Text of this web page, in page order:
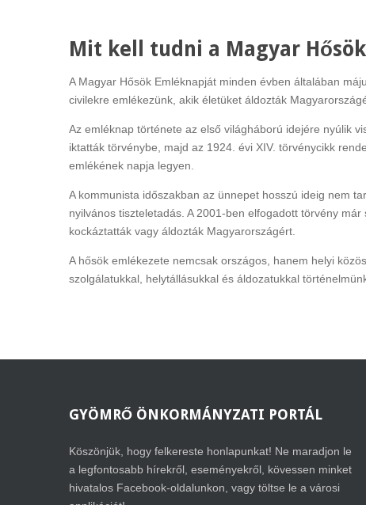
Mit kell tudni a Magyar
A Magyar Hősök Emléknapját minden évben általában
civilekre emlékezünk, akik életüket áldozták
Az emléknap története az első világháború idejére nyúlik
iktatták törvénybe, majd az 1924. évi XIV. törvénycikk
emlékének napja legyen.
A kommunista időszakban az ünnepet hosszú ideig nem
nyilvános tiszteletadás. A 2001-ben elfogadott törvény
kockáztatták vagy áldozták Magyarországért.
A hősök emlékezete nemcsak országos, hanem helyi
szolgálatukkal, helytállásukkal és áldozatukkal
GYÖMRŐ ÖNKORMÁNYZATI PORTÁL
Köszönjük, hogy felkereste honlapunkat! Ne maradjon le
a legfontosabb hírekről, eseményekről, kövessen minket
hivatalos Facebook-oldalunkon, vagy töltse le a városi